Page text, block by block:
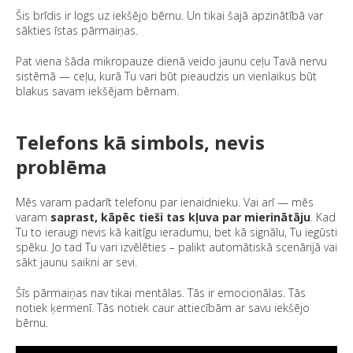
Šis brīdis ir logs uz iekšējo bērnu. Un tikai šajā apzinātībā var
sākties īstas pārmaiņas.
Pat viena šāda mikropauze dienā veido jaunu ceļu Tavā nervu
sistēmā — ceļu, kurā Tu vari būt pieaudzis un vienlaikus būt
blakus savam iekšējam bērnam.
Telefons kā simbols, nevis
problēma
Mēs varam padarīt telefonu par ienaidnieku. Vai arī — mēs
varam saprast, kāpēc tieši tas kļuva par mierinātāju. Kad
Tu to ieraugi nevis kā kaitīgu ieradumu, bet kā signālu, Tu iegūsti
spēku. Jo tad Tu vari izvēlēties – palikt automātiskā scenārijā vai
sākt jaunu saikni ar sevi.
Šīs pārmaiņas nav tikai mentālas. Tās ir emocionālas. Tās
notiek ķermenī. Tās notiek caur attiecībām ar savu iekšējo
bērnu.